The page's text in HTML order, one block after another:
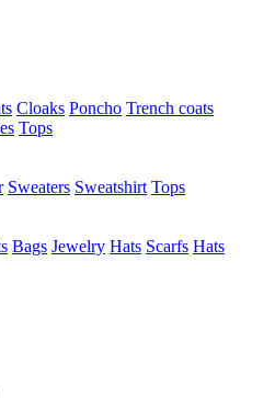
Cloaks Poncho Trench coats
Tops
Sweaters Sweatshirt Tops
Bags Jewelry Hats Scarfs Hats